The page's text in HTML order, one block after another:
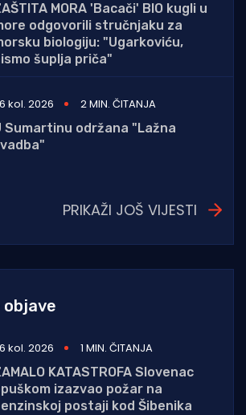
MORA 'Bacači' BIO kugli u
odgovorili stručnjaku za
biologiju: "Ugarkoviću,
šuplja priča"
kol. 2026
2 MIN. ČITANJA
Sumartinu održana "Lažna
PRIKAŽI JOŠ VIJESTI
kol. 2026
1 MIN. ČITANJA
KATASTROFA Slovenac
izazvao požar na
postaji kod Šibenika